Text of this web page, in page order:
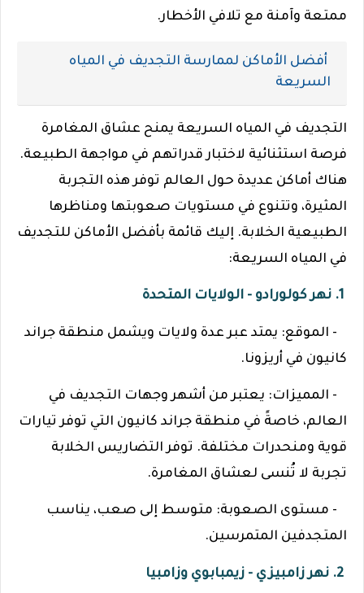
ممتعة وآمنة مع تلافي الأخطار.
أفضل الأماكن لممارسة التجديف في المياه
السريعة
التجديف في المياه السريعة يمنح عشاق المغامرة
فرصة استثنائية لاختبار قدراتهم في مواجهة الطبيعة.
هناك أماكن عديدة حول العالم توفر هذه التجربة
المثيرة، وتتنوع في مستويات صعوبتها ومناظرها
الطبيعية الخلابة. إليك قائمة بأفضل الأماكن للتجديف
في المياه السريعة:
- الموقع: يمتد عبر عدة ولايات ويشمل منطقة جراند
كانيون في أريزونا.
- المميزات: يعتبر من أشهر وجهات التجديف في
العالم، خاصةً في منطقة جراند كانيون التي توفر تيارات
قوية ومنحدرات مختلفة. توفر التضاريس الخلابة
تجربة لا تُنسى لعشاق المغامرة.
- مستوى الصعوبة: متوسط إلى صعب، يناسب
المتجدفين المتمرسين.